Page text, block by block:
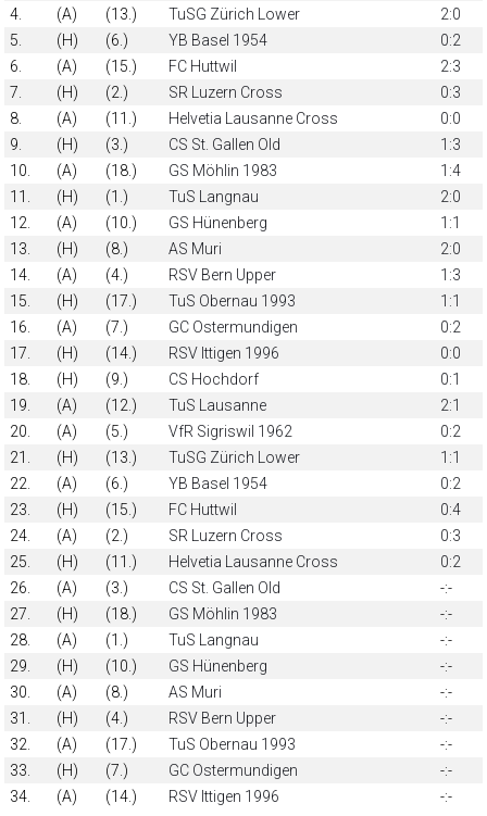
4.
(A) (13.) TuSG Zürich Lower
2:0
5.
(H) (6.) YB Basel 1954
0:2
6.
(A) (15.) FC Huttwil
2:3
7.
(H) (2.) SR Luzern Cross
0:3
8.
(A) (11.) Helvetia Lausanne Cross
0:0
9.
(H) (3.) CS St. Gallen Old
1:3
10.
(A) (18.) GS Möhlin 1983
1:4
11.
(H) (1.) TuS Langnau
2:0
12.
(A) (10.) GS Hünenberg
1:1
13.
(H) (8.) AS Muri
2:0
14.
(A) (4.) RSV Bern Upper
1:3
15.
(H) (17.) TuS Obernau 1993
1:1
16.
(A) (7.) GC Ostermundigen
0:2
17.
(H) (14.) RSV Ittigen 1996
0:0
18.
(H) (9.) CS Hochdorf
0:1
19.
(A) (12.) TuS Lausanne
2:1
20.
(A) (5.) VfR Sigriswil 1962
0:2
21.
(H) (13.) TuSG Zürich Lower
1:1
22.
(A) (6.) YB Basel 1954
0:2
23.
(H) (15.) FC Huttwil
0:4
24.
(A) (2.) SR Luzern Cross
0:3
25.
(H) (11.) Helvetia Lausanne Cross
0:2
26.
(A) (3.) CS St. Gallen Old
-:-
27.
(H) (18.) GS Möhlin 1983
-:-
28.
(A) (1.) TuS Langnau
-:-
29.
(H) (10.) GS Hünenberg
-:-
30.
(A) (8.) AS Muri
-:-
31.
(H) (4.) RSV Bern Upper
-:-
32.
(A) (17.) TuS Obernau 1993
-:-
33.
(H) (7.) GC Ostermundigen
-:-
34.
(A) (14.) RSV Ittigen 1996 -:-